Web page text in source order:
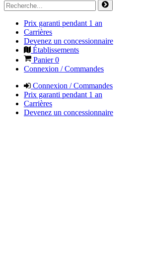
Prix garanti pendant 1 an
Carrières
Devenez un concessionnaire
Établissements
Panier0
Connexion / Commandes
Connexion / Commandes
Prix garanti pendant 1 an
Carrières
Devenez un concessionnaire